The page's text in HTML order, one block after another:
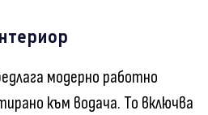
модерно работно
към водача. То включва